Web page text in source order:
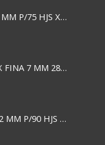
ESPIRAL PLASTICO 9 MM P/75 HJS X50X2400
SILICONA BARRA CBX FINA 7 MM 28 CM
ESPIRAL PLASTICO 12 MM P/90 HJS X50X1500